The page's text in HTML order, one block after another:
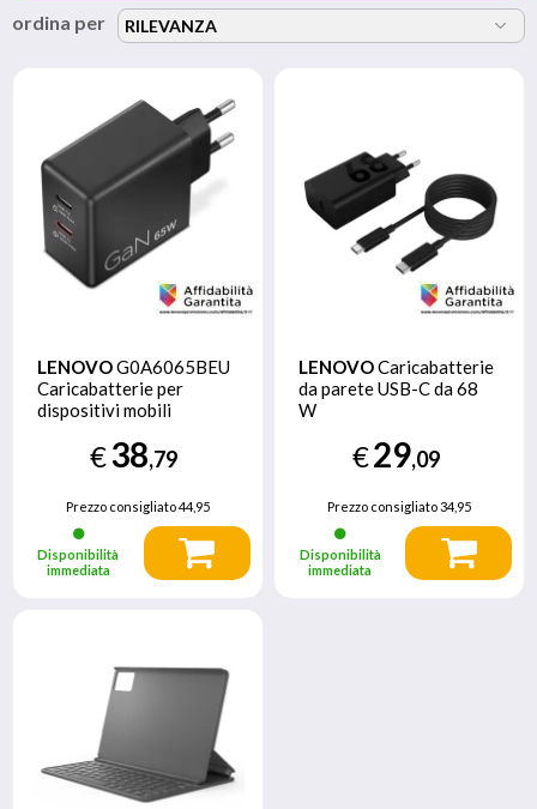
ordina per
LENOVOG0A6065BEU
Caricabatterie per
dispositivi mobili
Interno€38,79
Prezzo consigliato44,95
Disponibilità
immediata
LENOVOCaricabatterie
da parete USB-C da 68
W
€29,09
Prezzo consigliato34,95
Disponibilità
immediata